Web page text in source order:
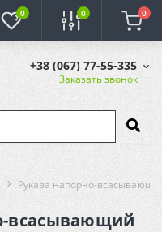
0 0 0
+38 (067) 77-55-335
Заказать звонок
Рукава напорно-
всасывающий